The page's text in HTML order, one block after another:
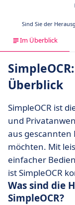
Sind Sie der
Im Überblick
Überblick
SimpleOCR ist
und
aus
möchten. Mit
einfacher
ist SimpleOCR
Was sind die
SimpleOCR?